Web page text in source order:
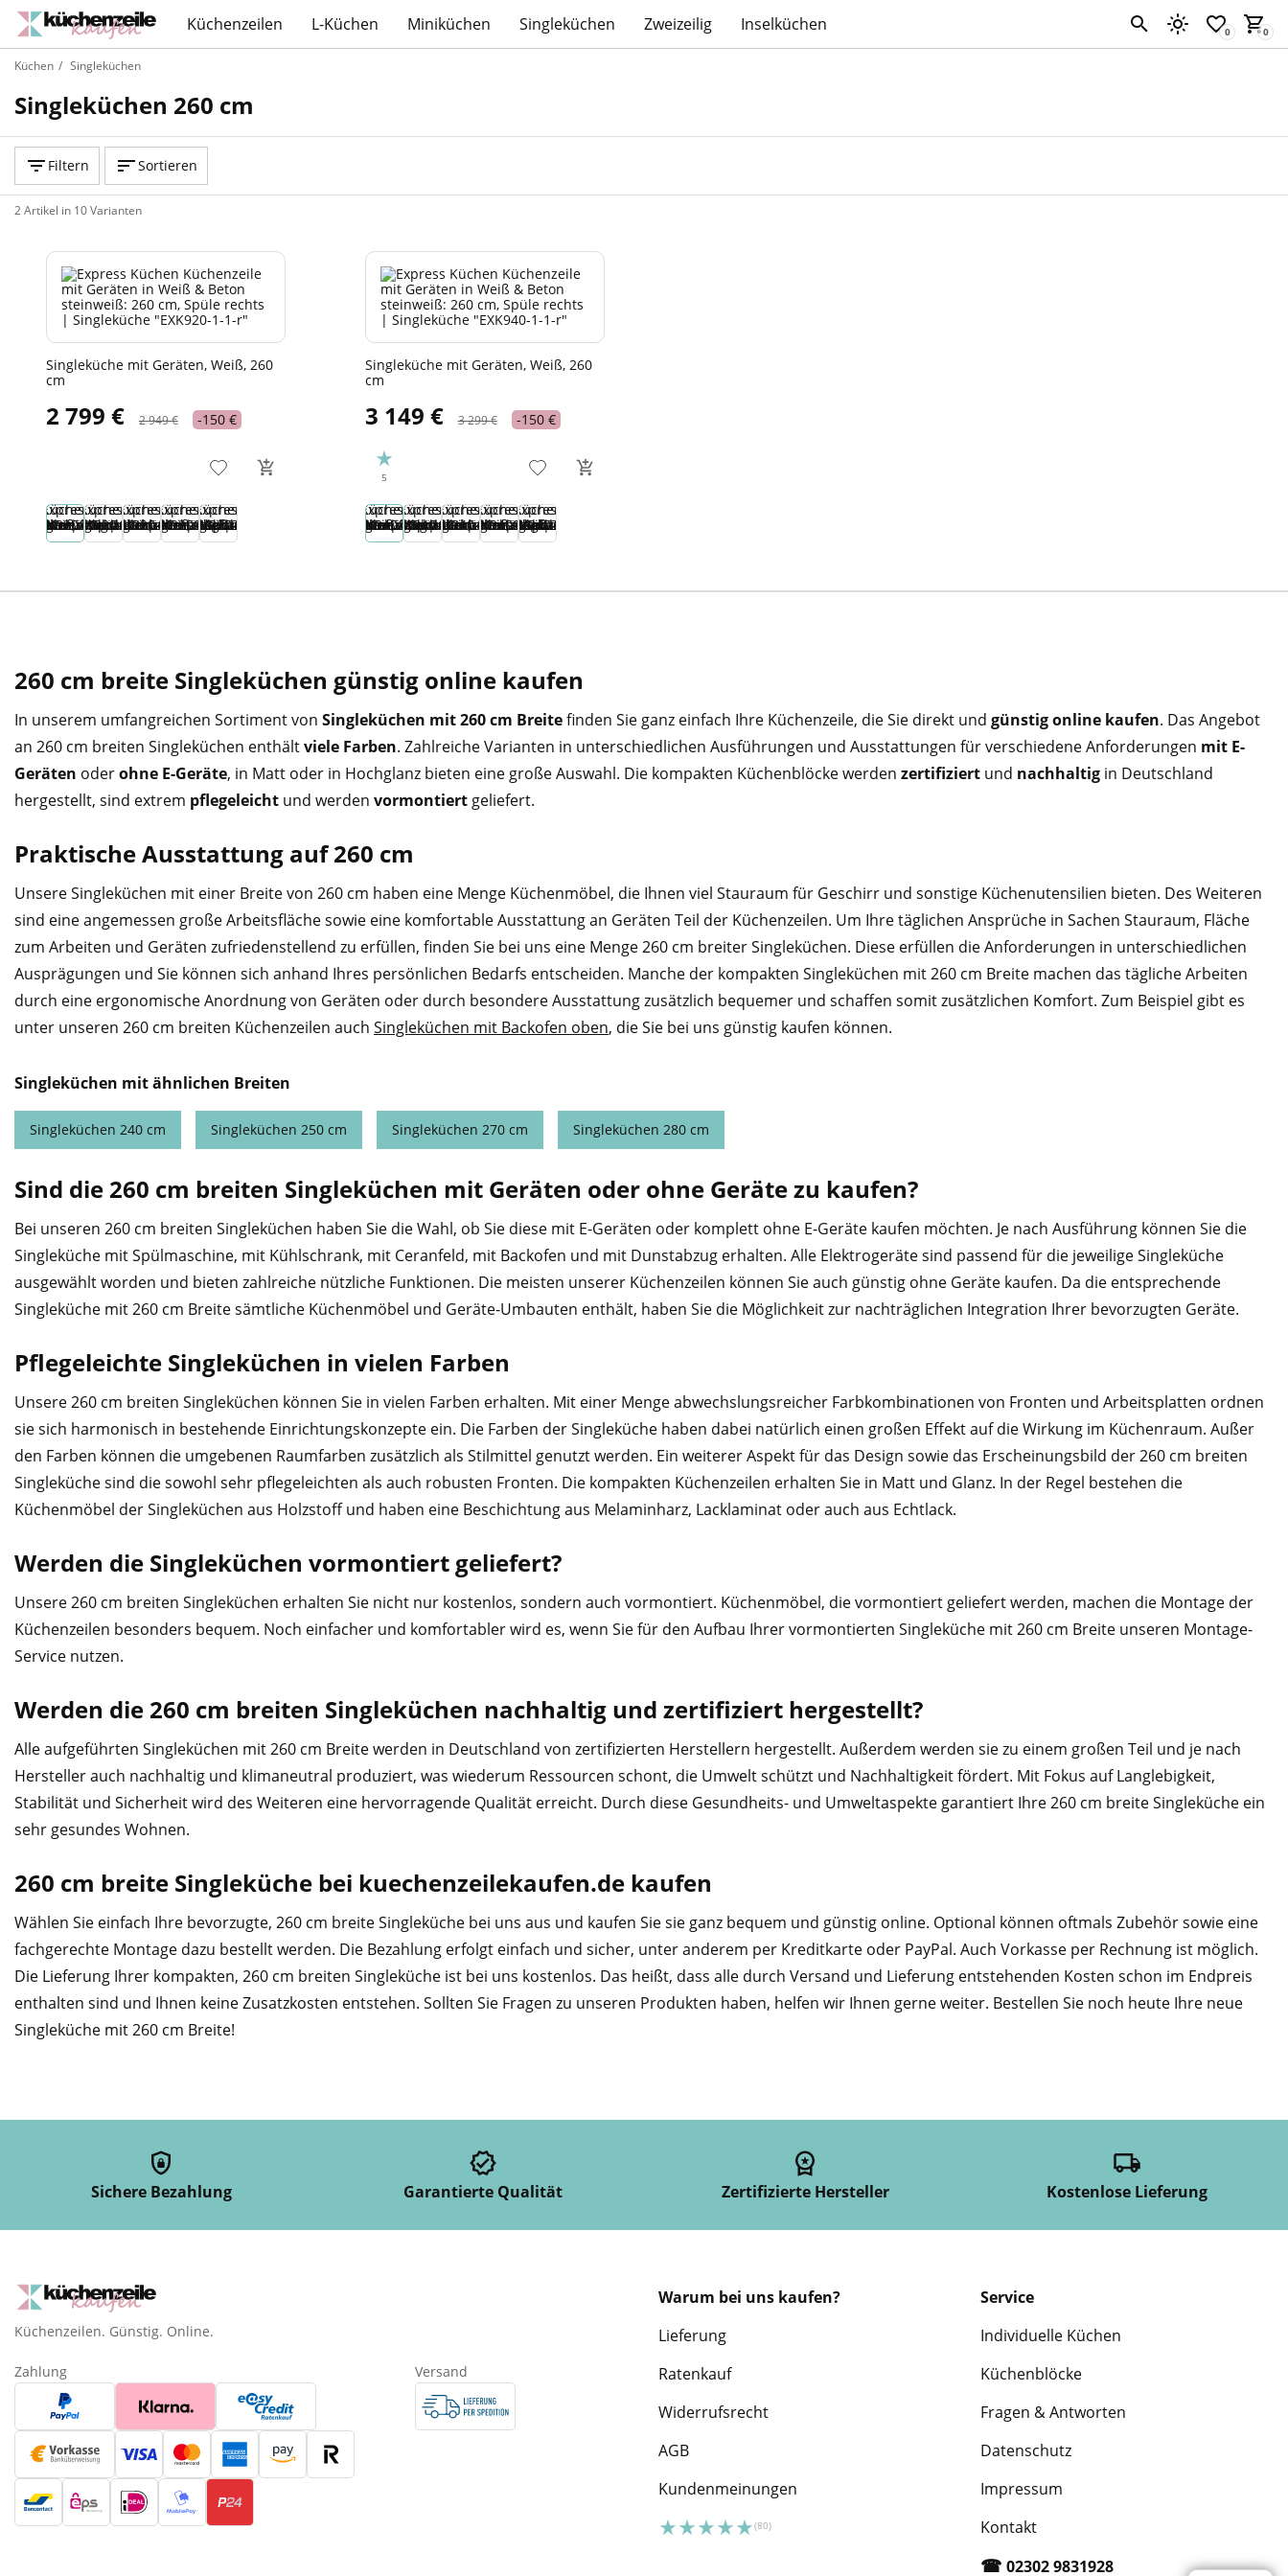
Küchenzeilen L-Küchen Miniküchen Singleküchen Zweizeilig Inselküchen
Küchen Singleküchen
Singleküchen 260 cm
Filtern Sortieren
2 Artikel in 10 Varianten
Singleküche mit Geräten, Weiß, 260
cm
2 799 € 2 949 € -150 €
Singleküche mit Geräten, Weiß, 260
cm
3 149 € 3 299 € -150 €
5
260 cm breite Singleküchen günstig online kaufen
In unserem umfangreichen Sortiment von Singleküchen mit 260 cm Breitefinden Sie ganz einfach Ihre Küchenzeile, die Sie direkt und günstig online kaufen. Das Angebot
an 260 cm breiten Singleküchen enthältviele Farben. Zahlreiche Varianten in unterschiedlichen Ausführungen und Ausstattungen für verschiedene Anforderungen mit E-
Geräten oderohne E-Geräte, in Matt oder in Hochglanz bieten eine große Auswahl. Die kompakten Küchenblöcke werden zertifiziert und nachhaltig in Deutschland
hergestellt, sind extrem pflegeleicht und werden vormontiert geliefert.
Praktische Ausstattung auf 260 cm
Unsere Singleküchen mit einer Breite von 260 cm haben eine Menge Küchenmöbel, die Ihnen viel Stauraum für Geschirr und sonstige Küchenutensilien bieten. Des Weiteren
sind eine angemessen große Arbeitsfläche sowie eine komfortable Ausstattung an Geräten Teil der Küchenzeilen. Um Ihre täglichen Ansprüche in Sachen Stauraum, Fläche
zum Arbeiten und Geräten zufriedenstellend zu erfüllen, finden Sie bei uns eine Menge 260 cm breiter Singleküchen. Diese erfüllen die Anforderungen in unterschiedlichen
Ausprägungen und Sie können sich anhand Ihres persönlichen Bedarfs entscheiden. Manche der kompakten Singleküchen mit 260 cm Breite machen das tägliche Arbeiten
durch eine ergonomische Anordnung von Geräten oder durch besondere Ausstattung zusätzlich bequemer und schaffen somit zusätzlichen Komfort. Zum Beispiel gibt es
unter unseren 260 cm breiten Küchenzeilen auch Singleküchen mit Backofen oben, die Sie bei uns günstig kaufen können.
Singleküchen mit ähnlichen Breiten
Singleküchen 240 cm Singleküchen 250 cm Singleküchen 270 cm Singleküchen 280 cm
Sind die 260 cm breiten Singleküchen mit Geräten oder ohne Geräte zu kaufen?
Bei unseren 260 cm breiten Singleküchen haben Sie die Wahl, ob Sie diese mit E-Geräten oder komplett ohne E-Geräte kaufen möchten. Je nach Ausführung können Sie die
Singleküche mit Spülmaschine, mit Kühlschrank, mit Ceranfeld, mit Backofen und mit Dunstabzug erhalten. Alle Elektrogeräte sind passend für die jeweilige Singleküche
ausgewählt worden und bieten zahlreiche nützliche Funktionen. Die meisten unserer Küchenzeilen können Sie auch günstig ohne Geräte kaufen. Da die entsprechende
Singleküche mit 260 cm Breite sämtliche Küchenmöbel und Geräte-Umbauten enthält, haben Sie die Möglichkeit zur nachträglichen Integration Ihrer bevorzugten Geräte.
Pflegeleichte Singleküchen in vielen Farben
Unsere 260 cm breiten Singleküchen können Sie in vielen Farben erhalten. Mit einer Menge abwechslungsreicher Farbkombinationen von Fronten und Arbeitsplatten ordnen
sie sich harmonisch in bestehende Einrichtungskonzepte ein. Die Farben der Singleküche haben dabei natürlich einen großen Effekt auf die Wirkung im Küchenraum. Außer
den Farben können die umgebenen Raumfarben zusätzlich als Stilmittel genutzt werden. Ein weiterer Aspekt für das Design sowie das Erscheinungsbild der 260 cm breiten
Singleküche sind die sowohl sehr pflegeleichten als auch robusten Fronten. Die kompakten Küchenzeilen erhalten Sie in Matt und Glanz. In der Regel bestehen die
Küchenmöbel der Singleküchen aus Holzstoff und haben eine Beschichtung aus Melaminharz, Lacklaminat oder auch aus Echtlack.
Werden die Singleküchen vormontiert geliefert?
Unsere 260 cm breiten Singleküchen erhalten Sie nicht nur kostenlos, sondern auch vormontiert. Küchenmöbel, die vormontiert geliefert werden, machen die Montage der
Küchenzeilen besonders bequem. Noch einfacher und komfortabler wird es, wenn Sie für den Aufbau Ihrer vormontierten Singleküche mit 260 cm Breite unseren Montage-
Service nutzen.
Werden die 260 cm breiten Singleküchen nachhaltig und zertifiziert hergestellt?
Alle aufgeführten Singleküchen mit 260 cm Breite werden in Deutschland von zertifizierten Herstellern hergestellt. Außerdem werden sie zu einem großen Teil und je nach
Hersteller auch nachhaltig und klimaneutral produziert, was wiederum Ressourcen schont, die Umwelt schützt und Nachhaltigkeit fördert. Mit Fokus auf Langlebigkeit,
Stabilität und Sicherheit wird des Weiteren eine hervorragende Qualität erreicht. Durch diese Gesundheits- und Umweltaspekte garantiert Ihre 260 cm breite Singleküche ein
sehr gesundes Wohnen.
260 cm breite Singleküche bei kuechenzeilekaufen.de kaufen
Wählen Sie einfach Ihre bevorzugte, 260 cm breite Singleküche bei uns aus und kaufen Sie sie ganz bequem und günstig online. Optional können oftmals Zubehör sowie eine
fachgerechte Montage dazu bestellt werden. Die Bezahlung erfolgt einfach und sicher, unter anderem per Kreditkarte oder PayPal. Auch Vorkasse per Rechnung ist möglich.
Die Lieferung Ihrer kompakten, 260 cm breiten Singleküche ist bei uns kostenlos. Das heißt, dass alle durch Versand und Lieferung entstehenden Kosten schon im Endpreis
enthalten sind und Ihnen keine Zusatzkosten entstehen. Sollten Sie Fragen zu unseren Produkten haben, helfen wir Ihnen gerne weiter. Bestellen Sie noch heute Ihre neue
Singleküche mit 260 cm Breite!
Sichere Bezahlung Garantierte Qualität Zertifizierte Hersteller Kostenlose Lieferung
Küchenzeilen. Günstig. Online.
Zahlung Versand
Warum bei uns kaufen?
Lieferung
Ratenkauf
Widerrufsrecht
AGB
Kundenmeinungen
Service
Individuelle Küchen
Küchenblöcke
Fragen & Antworten
Datenschutz
Impressum
Kontakt
☎︎ 02302 9831928